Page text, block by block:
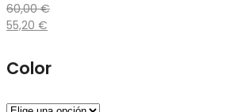
60,00€
55,20 €
Color